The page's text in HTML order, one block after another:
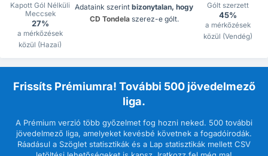
Kapott Gól Nélküli
Meccsek
27%
a mérkőzések
közül (Hazai)
Adataink szerint bizonytalan, hogy
CD Tondelaszerez-e gólt.
Gólt szerzett
45%
a mérkőzések
közül (Vendég)
Frissíts Prémiumra! További 500 jövedelmező
liga.
A Prémium verzió több győzelmet fog hozni neked. 500 további
jövedelmező liga, amelyeket kevésbé követnek a fogadóirodák.
Ráadásul a Szöglet statisztikák és a Lap statisztikák mellett CSV